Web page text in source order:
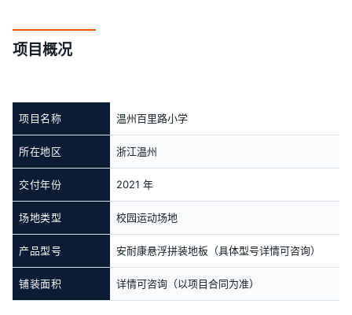
项目概况
项目名称 温州百里路小学
所在地区 浙江温州
交付年份 2021 年
场地类型 校园运动场地
产品型号 安耐康悬浮拼装地板（具体型号详情可咨询）
铺装面积 详情可咨询（以项目合同为准）